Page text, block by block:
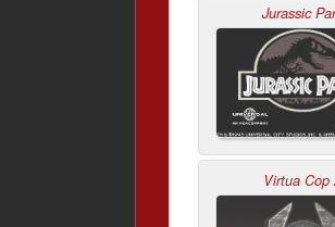
Jurassic
Virtua Cop